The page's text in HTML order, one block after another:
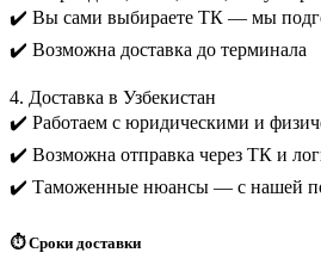
✔️ Вы сами выбираете ТК — мы
✔️ Возможна доставка до терминала
4. Доставка в Узбекистан
✔️ Работаем с юридическими и
✔️ Возможна отправка через ТК и
✔️ Таможенные нюансы — с нашей
⏱️ Сроки доставки